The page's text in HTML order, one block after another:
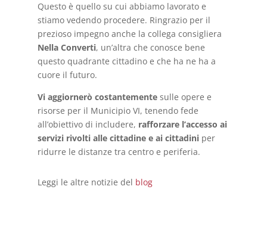
Questo è quello su cui abbiamo lavorato e
stiamo vedendo procedere. Ringrazio per il
prezioso impegno anche la collega consigliera
Nella Converti, un’altra che conosce bene
questo quadrante cittadino e che ha ne ha a
cuore il futuro.
Vi aggiornerò costantementesulle opere e
risorse per il Municipio VI, tenendo fede
all’obiettivo di includere, rafforzare l’accesso ai
servizi rivolti alle cittadine e ai cittadiniper
ridurre le distanze tra centro e periferia.
Leggi le altre notizie del blog